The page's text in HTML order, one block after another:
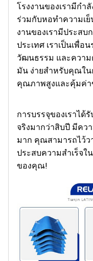
โรงงานของเรามีก
ร่วมกับหอทำความเ
งานของเรามีประส
ประเทศ เราเป็นเพื่
วัฒนธรรม และควา
มัน ง่ายสำหรับคุณใ
คุณภาพสูงและคุ้มค่า
การบรรจุของเราได้
จริงมากว่าสิบปี มีคว
มาก คุณสามารถไว้ว
ประสบความสำเร็จ
ของคุณ!